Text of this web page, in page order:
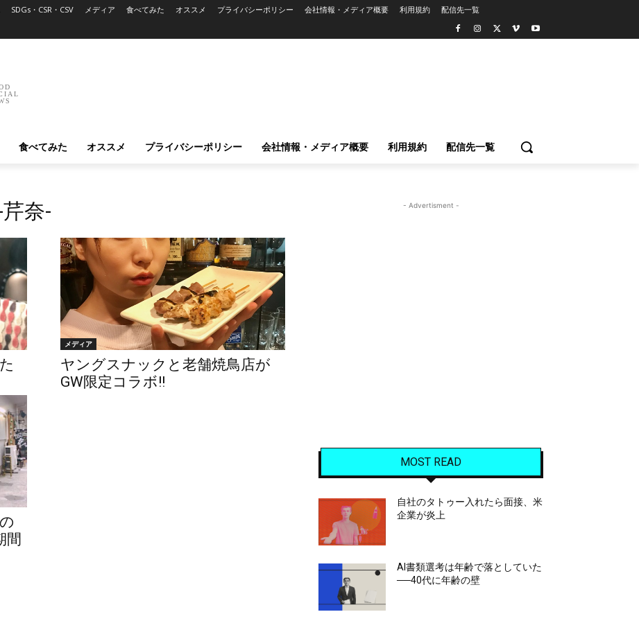
SDGs・CSR・CSV メディア 食べてみた オススメ プライバシーポリシー 会社情報・メディア概要 利用規約 配信先一覧
食べてみた オススメ プライバシーポリシー 会社情報・メディア概要 利用規約 配信先一覧
奈-
メディア
ヤングスナックと老舗焼鳥店が
GW限定コラボ!!
間
- Advertisment -
MOST READ
自社のタトゥー入れたら面接、米
企業が炎上
AI書類選考は年齢で落としていた
──40代に年齢の壁